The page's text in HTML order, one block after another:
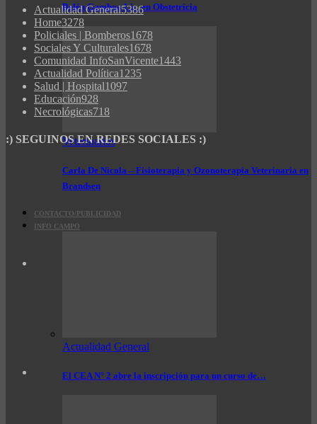
Belén Gamboa Lic. en Obstetricia
Veterinarios
Carla De Nicola – Fisioterapia y Ozonoterapia Veterinaria en
Brandsen
CONTACTO/PUBLICIDAD
INFO CAMPO
Actualidad General
El CEA N° 2 abre la inscripción para un curso de…
Actualidad General5386
Home3278
Policiales | Bomberos1678
Sociales Y Culturales1678
Comunidad InfoSanVicente1443
Actualidad Política1235
Salud | Hospital1097
Educación928
Necrológicas718
:) SEGUINOS EN REDES SOCIALES :)